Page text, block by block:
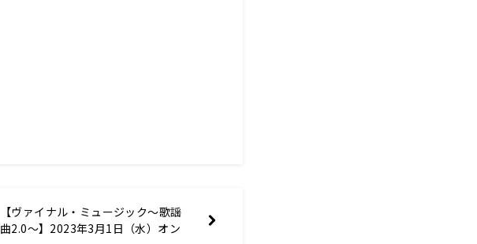
【ヴァイナル・ミュージック～歌謡
曲2.0～】2023年3月1日（水）オン